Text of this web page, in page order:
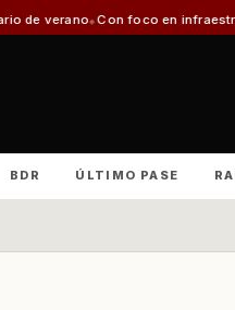
en infraestructura y cruceros:
BDR ÚLTIMO PASE